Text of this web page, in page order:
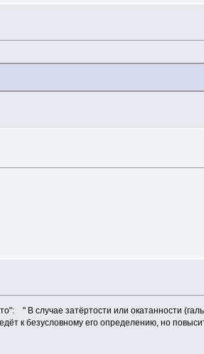
" В случае затёртости или окатанности
к безусловному его определению, но